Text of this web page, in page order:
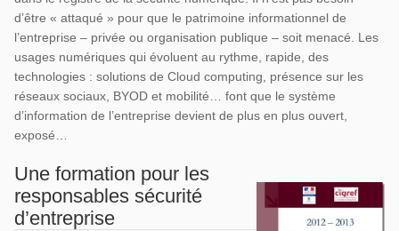
d’être « attaqué » pour que le patrimoine informationnel de
l’entreprise – privée ou organisation publique – soit menacé. Les
usages numériques qui évoluent au rythme, rapide, des
technologies : solutions de Cloud computing, présence sur les
réseaux sociaux, BYOD et mobilité… font que le système
d’information de l’entreprise devient de plus en plus ouvert,
exposé…
Une formation pour les
responsables sécurité
d’entreprise